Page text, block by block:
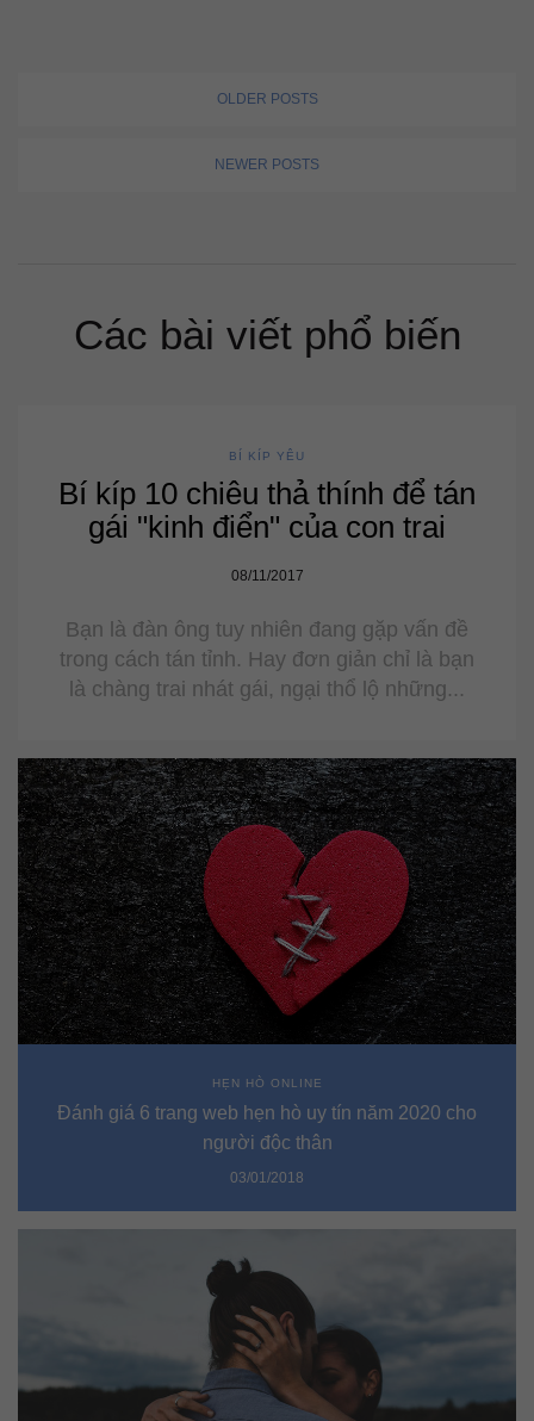
OLDER POSTS
NEWER POSTS
Các bài viết phổ biến
BÍ KÍP YÊU
Bí kíp 10 chiêu thả thính để tán
gái "kinh điển" của con trai
08/11/2017
Bạn là đàn ông tuy nhiên đang gặp vấn đề
trong cách tán tỉnh. Hay đơn giản chỉ là bạn
là chàng trai nhát gái, ngại thổ lộ những...
HẸN HÒ ONLINE
Đánh giá 6 trang web hẹn hò uy tín năm 2020 cho
người độc thân
03/01/2018